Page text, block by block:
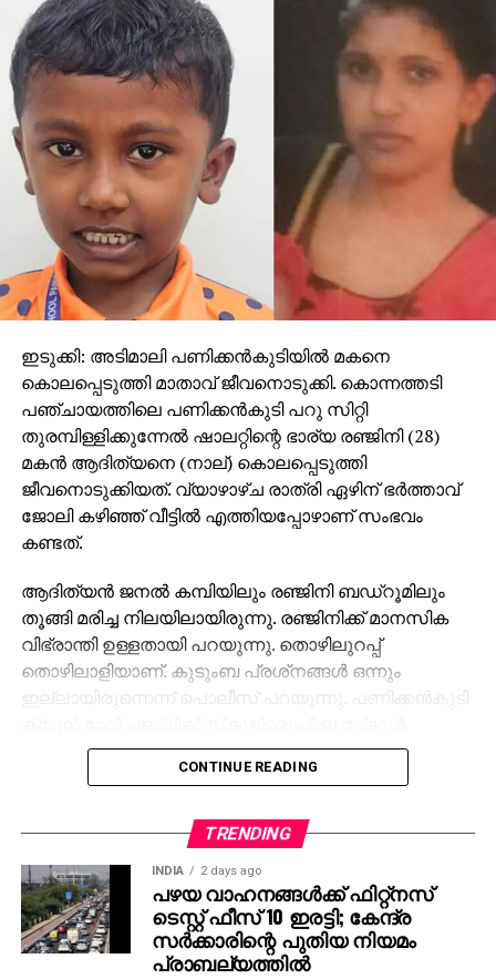
ഇടുക്കി: അടിമാലി പണിക്കന്‍കുടിയില്‍ മകനെ
കൊലപ്പെടുത്തി മാതാവ് ജീവനൊടുക്കി. കൊന്നത്തടി
പഞ്ചായത്തിലെ പണിക്കന്‍കുടി പറു സിറ്റി
തുരമ്പിള്ളിക്കുന്നേല്‍ ഷാലറ്റിന്റെ ഭാര്യ രഞ്ജിനി (28)
മകന്‍ ആദിത്യനെ (നാല്) കൊലപ്പെടുത്തി
ജീവനൊടുക്കിയത്. വ്യാഴാഴ്ച രാത്രി ഏഴിന് ഭര്‍ത്താവ്
ജോലി കഴിഞ്ഞ് വീട്ടില്‍ എത്തിയപ്പോഴാണ് സംഭവം
കണ്ടത്.
ആദിത്യന്‍ ജനല്‍ കമ്പിയിലും രഞ്ജിനി ബഡ്‌റൂമിലും
തൂങ്ങി മരിച്ച നിലയിലായിരുന്നു. രഞ്ജിനിക്ക് മാനസിക
വിഭ്രാന്തി ഉള്ളതായി പറയുന്നു. തൊഴിലുറപ്പ്
തൊഴിലാളിയാണ്. കുടുംബ പ്രശ്‌നങ്ങള്‍ ഒന്നും
ഇല്ലായിരുന്നെന്ന് പൊലീസ് പറയുന്നു. പണിക്കന്‍കുടി
വിദ്യാര്‍ഥിയാണ് മരിച്ച ആദിത്യന്‍. മൃതദേഹം അടിമാലി
താലൂക്ക് ആശുപത്രി മോര്‍ച്ചറിയില്‍.
രഞ്ജിനിയുടെ മൃതദേഹം ഇന്‍ക്വസ്റ്റിനു ശേഷം
പോസ്റ്റ്‌മോര്‍ട്ടത്തിനായി ആശുപത്രിയിലേക്ക് മാറ്റുമെന്ന്
വെള്ളത്തൂവല്‍ പൊലീസ് പറഞ്ഞു. ഇടുക്കി ഡിവൈ.
എസ്.പി. രാജന്‍ അരമന, വെള്ളത്തൂവല്‍ എസ്.എച്ച്.ഒ
അജിത്ത് കുമാര്‍ എന്നിവരുടെ നേതൃത്വത്തില്‍
പൊലീസ് സംഘം സംഭവ സ്ഥലത്തുണ്ട്.
CONTINUE READING
TRENDING
INDIA 2 days ago
പഴയ വാഹനങ്ങള്‍ക്ക് ഫിറ്റ്‌നസ്
ടെസ്റ്റ് ഫീസ് 10 ഇരട്ടി; കേന്ദ്ര
സര്‍ക്കാരിന്റെ പുതിയ നിയമം
പ്രാബല്യത്തില്‍